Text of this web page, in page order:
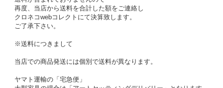
再度、当店から送料を合計した額をご連絡し
クロネコwebコレクトにて決算致します。
ご了承下さい。
※送料につきまして
当店での商品発送には個別で送料が異なります。
ヤマト運輸の「宅急便」